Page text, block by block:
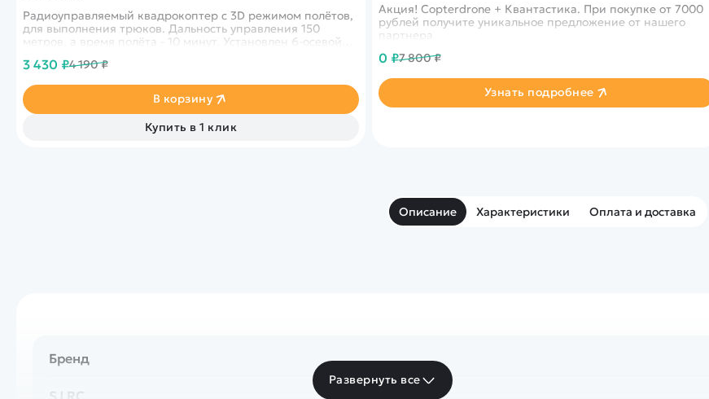
Акция! Copterdrone + Квантастика. При покупке от 7000
рублей получите уникальное предложение от нашего
партнера
0 ₽7 800 ₽
Узнать подробнее
Радиоуправляемый квадрокоптер с 3D режимом полётов,
для выполнения трюков. Дальность управления 150
метров, а время полёта - 10 минут. Установлен 6-осевой
3 430 ₽4 190 ₽
В корзину
Купить в 1 клик
Описание Характеристики Оплата и доставка
Бренд
SJ RC
Развернуть все